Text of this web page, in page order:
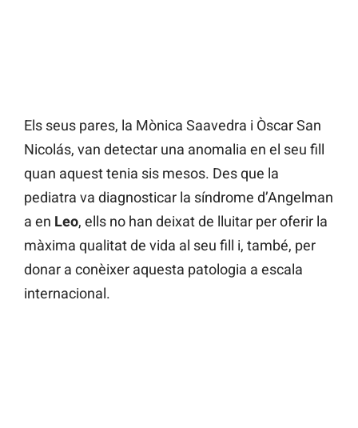
Els seus pares, la Mònica Saavedra i Òscar San
Nicolás, van detectar una anomalia en el seu fill
quan aquest tenia sis mesos. Des que la
pediatra va diagnosticar la síndrome d’Angelman
a en Leo, ells no han deixat de lluitar per oferir la
màxima qualitat de vida al seu fill i, també, per
donar a conèixer aquesta patologia a escala
internacional.